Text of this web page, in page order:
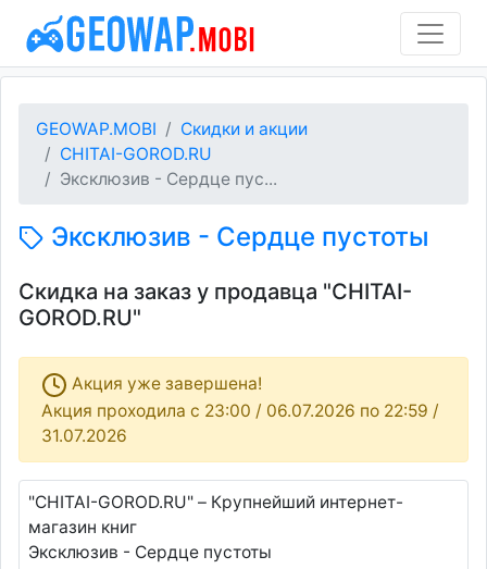
GEOWAP.MOBI
Скидки и акции
CHITAI-GOROD.RU
Эксклюзив - Сердце пус...
Эксклюзив - Сердце пустоты
Скидка на заказ у продавца "CHITAI-
GOROD.RU"
Акция уже завершена!
Акция проходила c 23:00 / 06.07.2026 по 22:59 /
31.07.2026
"CHITAI-GOROD.RU" – Крупнейший интернет-
магазин книг
Эксклюзив - Сердце пустоты